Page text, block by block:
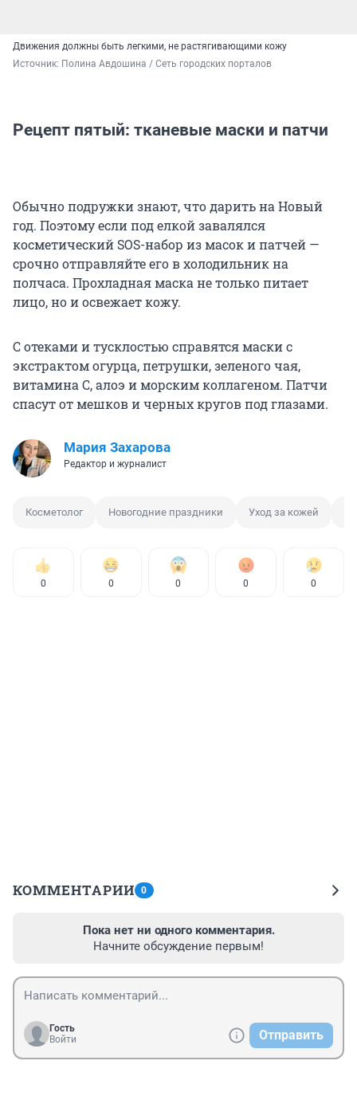
Движения должны быть легкими, не растягивающими кожу
Источник: Полина Авдошина / Сеть городских порталов
Рецепт пятый: тканевые маски и патчи
Обычно подружки знают, что дарить на Новый
год. Поэтому если под елкой завалялся
косметический SOS-набор из масок и патчей —
срочно отправляйте его в холодильник на
полчаса. Прохладная маска не только питает
лицо, но и освежает кожу.
С отеками и тусклостью справятся маски с
экстрактом огурца, петрушки, зеленого чая,
витамина C, алоэ и морским коллагеном. Патчи
спасут от мешков и черных кругов под глазами.
Мария Захарова
Редактор и журналист
Косметолог Новогодние праздники Уход за кожей
0 0 0 0 0
КОММЕНТАРИИ 0
Пока нет ни одного комментария.
Начните обсуждение первым!
Гость
Войти
Отправить